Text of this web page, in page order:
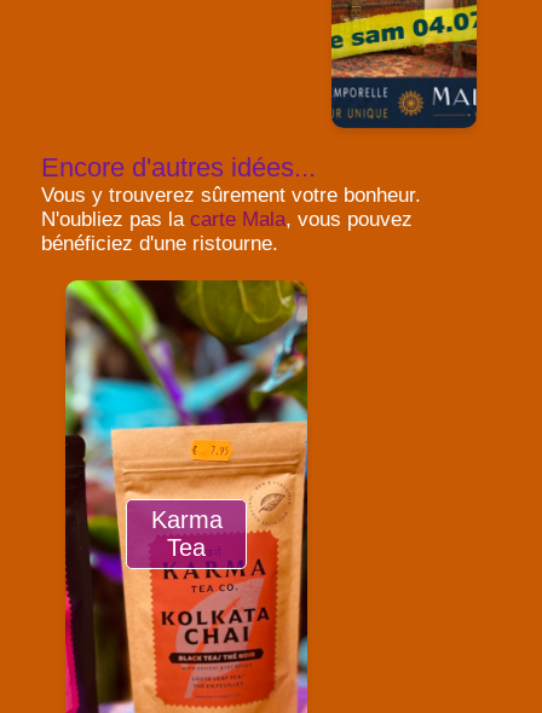
Encore d'autres idées...
Vous y trouverez sûrement votre bonheur.
N'oubliez pas la carte Mala, vous pouvez
bénéficiez d'une ristourne.
Karma
Tea